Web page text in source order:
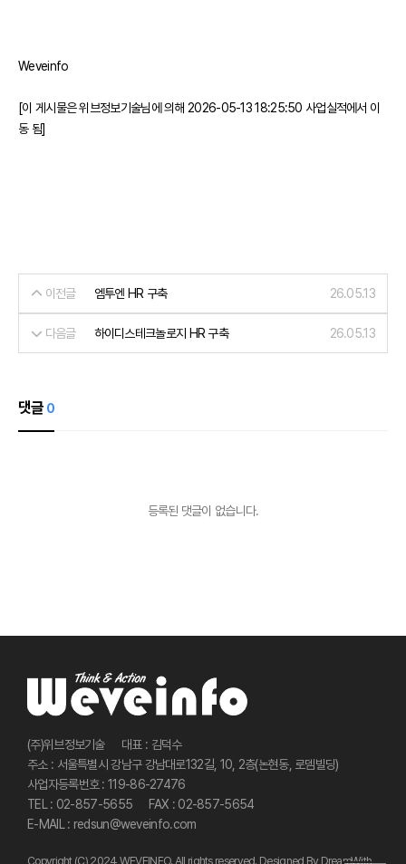
Weveinfo
[이 게시물은 위브정보기술님에 의해 2026-05-13 18:25:50 사업실적에서 이
동 됨]
이전글 엠투엔 HR 구축 26.05.13
다음글 하이디스테크놀로지 HR 구축 26.05.13
댓글 0
등록된 댓글이 없습니다.
사이트 정보
(주)위브정보기술
대표 : 김덕수
주소 : 서울특별시 강남구 강남대로132길, 10, 2층(논현동, 로뎀빌딩)
사업자등록번호 : 119-86-27476
TEL : 02-857-5655
FAX : 02-857-5654
E-MAIL : redsun@weveinfo.com
Copyright (C) 2024 WEVEINFO. All rights reserved. Designed By DreamWith